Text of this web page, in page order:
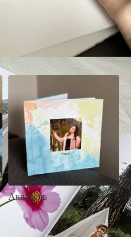
фотокниг
Акварель
• Декор в стиле
акварельных красок